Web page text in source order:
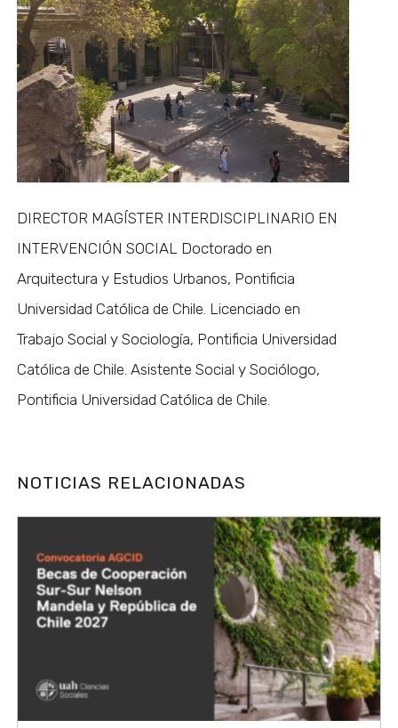
DIRECTOR MAGÍSTER INTERDISCIPLINARIO EN
INTERVENCIÓN SOCIAL Doctorado en
Arquitectura y Estudios Urbanos, Pontificia
Universidad Católica de Chile. Licenciado en
Trabajo Social y Sociología, Pontificia Universidad
Católica de Chile. Asistente Social y Sociólogo,
Pontificia Universidad Católica de Chile.
NOTICIAS RELACIONADAS